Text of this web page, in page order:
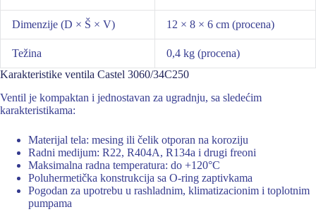
Dimenzije (D × Š × V) 12 × 8 × 6 cm (procena)
Težina
0,4 kg (procena)
Karakteristike ventila Castel 3060/34C250
Ventil je kompaktan i jednostavan za ugradnju, sa sledećim
karakteristikama:
Materijal tela: mesing ili čelik otporan na koroziju
Radni medijum: R22, R404A, R134a i drugi freoni
Maksimalna radna temperatura: do +120°C
Poluhermetička konstrukcija sa O-ring zaptivkama
Pogodan za upotrebu u rashladnim, klimatizacionim i toplotnim
pumpama